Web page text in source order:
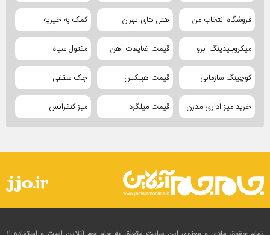
فروشگاه انتخاب من هتل های تهران کمک به خیریه
میکروبلیدینگ ابرو قیمت ضایعات آهن مفتول سیاه
کوچینگ سازمانی قیمت هبلکس جک سقفی
خرید میز اداری مدرن قیمت میلگرد میز کنفرانس